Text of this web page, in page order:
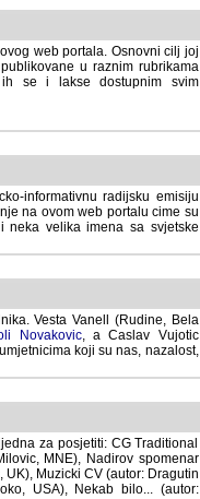
web portala. Osnovni cilj joj
u raznim rubrikama
se i lakse dostupnim svim
informativnu radijsku emisiju
na ovom web portalu cime su
neka velika imena sa svjetske
Vesta Vanell (Rudine, Bela
Novakovic, a Caslav Vujotic
koji su nas, nazalost,
za posjetiti: CG Traditional
MNE), Nadirov spomenar
Muzicki CV (autor: Dragutin
USA), Nekab bilo... (autor: